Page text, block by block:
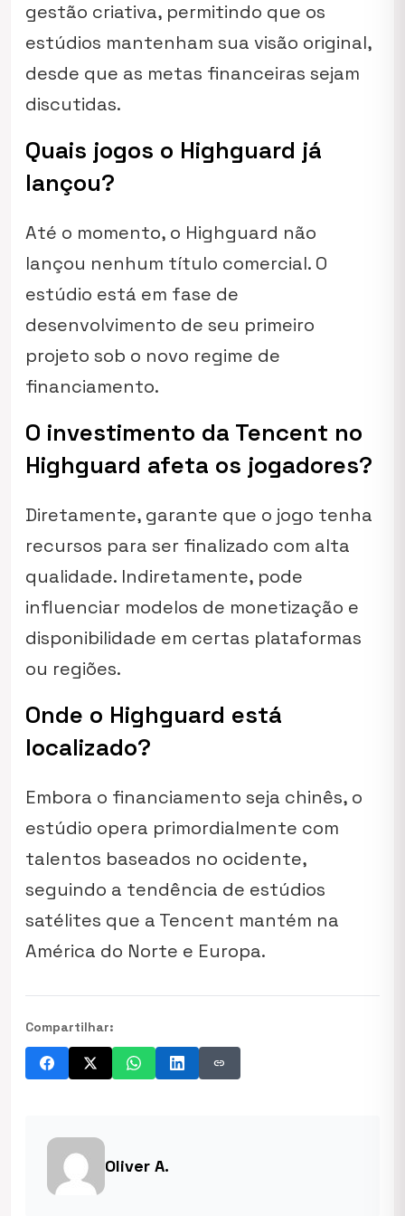
gestão criativa, permitindo que os
estúdios mantenham sua visão original,
desde que as metas financeiras sejam
discutidas.
Quais jogos o Highguard já
lançou?
Até o momento, o Highguard não
lançou nenhum título comercial. O
estúdio está em fase de
desenvolvimento de seu primeiro
projeto sob o novo regime de
financiamento.
O investimento da Tencent no
Highguard afeta os jogadores?
Diretamente, garante que o jogo tenha
recursos para ser finalizado com alta
qualidade. Indiretamente, pode
influenciar modelos de monetização e
disponibilidade em certas plataformas
ou regiões.
Onde o Highguard está
localizado?
Embora o financiamento seja chinês, o
estúdio opera primordialmente com
talentos baseados no ocidente,
seguindo a tendência de estúdios
satélites que a Tencent mantém na
América do Norte e Europa.
Compartilhar:
link
Oliver A.